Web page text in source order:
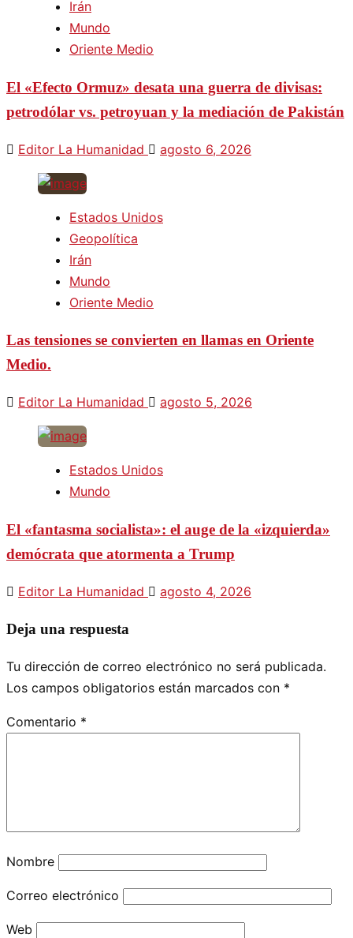
Irán
Mundo
Oriente Medio
El «Efecto Ormuz» desata una guerra de divisas:
petrodólar vs. petroyuan y la mediación de Pakistán
Editor La Humanidad agosto 6, 2026
Estados Unidos
Geopolítica
Irán
Mundo
Oriente Medio
Las tensiones se convierten en llamas en Oriente
Medio.
Editor La Humanidad agosto 5, 2026
Estados Unidos
Mundo
El «fantasma socialista»: el auge de la «izquierda»
demócrata que atormenta a Trump
Editor La Humanidad agosto 4, 2026
Deja una respuesta
Tu dirección de correo electrónico no será publicada.
Los campos obligatorios están marcados con *
Comentario *
Nombre
Correo electrónico
Web